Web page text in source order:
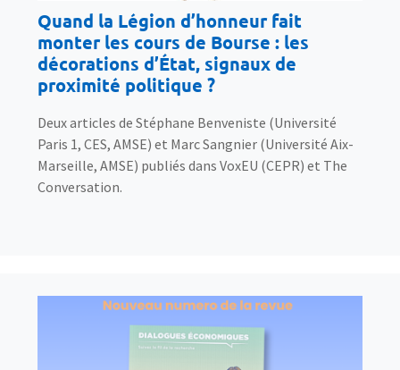
Quand la Légion d’honneur fait
monter les cours de Bourse : les
décorations d’État, signaux de
proximité politique ?
Deux articles de Stéphane Benveniste (Université
Paris 1, CES, AMSE) et Marc Sangnier (Université Aix-
Marseille, AMSE) publiés dans VoxEU (CEPR) et The
Conversation.